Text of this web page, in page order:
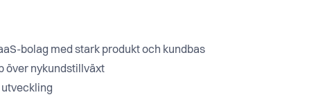
bolag med stark produkt och kundbas
över nykundstillväxt
utveckling